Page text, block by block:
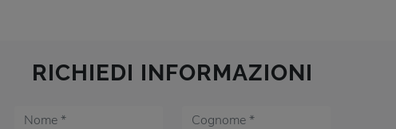
RICHIEDI INFORMAZIONI